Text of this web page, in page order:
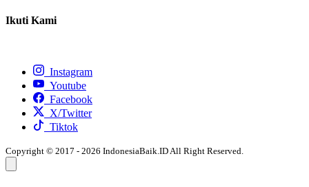
Ikuti Kami
Instagram
Youtube
Facebook
X/Twitter
Tiktok
Copyright © 2017 - 2026 IndonesiaBaik.ID All Right Reserved.